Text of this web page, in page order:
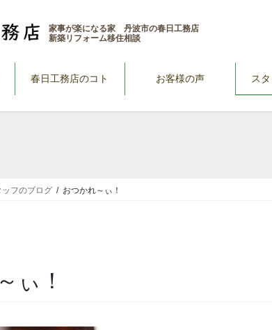
家事が楽になる家 丹波市の春日工務店
新築リフォーム移住相談
春日工務店のコト お客様の声 ス
ッフのブログ おつかれ～ぃ！
ぃ！